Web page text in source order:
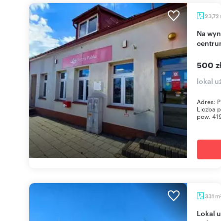
23,72
Na wynajem przestronny lokal 23,72 m² w
500
lokal
Adres:
Liczba
pow.
331 m
Lokal użytkowy na wynajem w centrum